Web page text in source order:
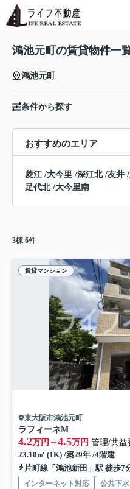
鴻池元町の賃貸物件一
鴻池元町
条件から探す
おすすめのエリア
菱江/大今里 /深江北/友井 /
足代北/大今里南
3棟 6件
賃貸マンション
東大阪市鴻池元町
ラフィーネM
4.2万円～4.5万円 管理/共益
23.10㎡ (1K) /築29年 /4階建
片町線「鴻池新田」駅 徒歩7
インターネット対応 公共下水